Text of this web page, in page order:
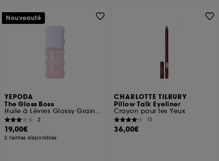
YEPODA
The Gloss Boss
Huile à Lèvres Glossy Graines de Cerise & Céramide
2
19,00€
2 teintes disponibles
Nouveauté
CHARLOTTE TILBURY
Pillow Talk Eyeliner
Crayon pour les Yeux
11
36,00€